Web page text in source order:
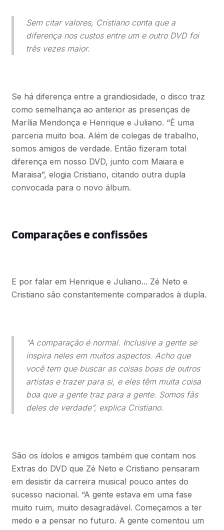
Sem citar valores, Cristiano conta que a
diferença nos custos entre um e outro DVD foi
três vezes maior.
Se há diferença entre a grandiosidade, o disco traz
como semelhança ao anterior as presenças de
Marília Mendonça e Henrique e Juliano. “É uma
parceria muito boa. Além de colegas de trabalho,
somos amigos de verdade. Então fizeram total
diferença em nosso DVD, junto com Maiara e
Maraisa”, elogia Cristiano, citando outra dupla
convocada para o novo álbum.
Comparações e confissões
E por falar em Henrique e Juliano... Zé Neto e
Cristiano são constantemente comparados à dupla.
“A comparação é normal. Inclusive a gente se
inspira neles em muitos aspectos. Acho que
você tem que buscar as coisas boas de outros
artistas e trazer para si, e eles têm muita coisa
boa que a gente traz para a gente. Somos fãs
deles de verdade”, explica Cristiano.
São os ídolos e amigos também que contam nos
Extras do DVD que Zé Neto e Cristiano pensaram
em desistir da carreira musical pouco antes do
sucesso nacional. “A gente estava em uma fase
muito ruim, muito desagradável. Começamos a ter
medo e a pensar no futuro. A gente comentou um